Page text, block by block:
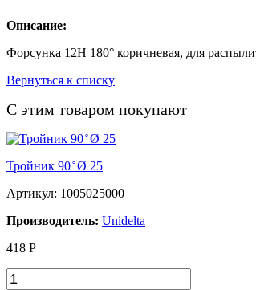
Описание:
Форсунка 12H 180° коричневая, для
Вернуться к списку
С этим товаром покупают
Тройник 90 ̊ Ø 25
Артикул: 1005025000
Производитель: Unidelta
418 Р